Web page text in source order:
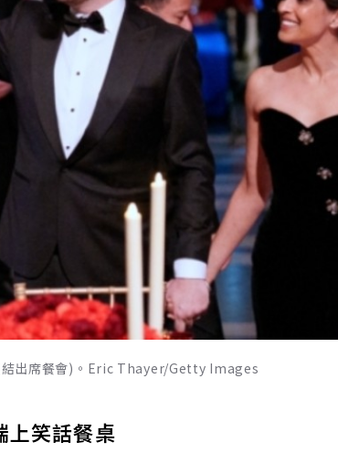
結出席餐會)。Eric Thayer/Getty Images
上笑話餐桌